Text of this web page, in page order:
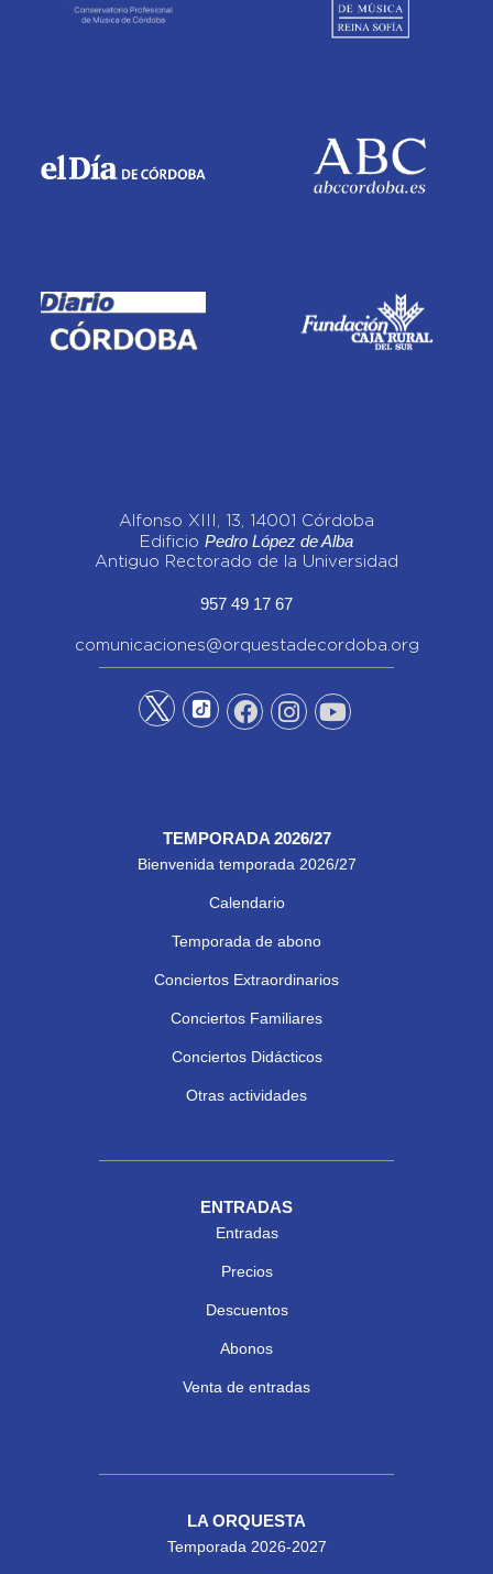
Alfonso XIII, 13, 14001 Córdoba
Edificio Pedro López de Alba
Antiguo Rectorado de la Universidad
957 49 17 67
comunicaciones@orquestadecordoba.org
TEMPORADA 2026/27
Bienvenida temporada 2026/27
Calendario
Temporada de abono
Conciertos Extraordinarios
Conciertos Familiares
Conciertos Didácticos
Otras actividades
ENTRADAS
Entradas
Precios
Descuentos
Abonos
Venta de entradas
LA ORQUESTA
Temporada 2026-2027